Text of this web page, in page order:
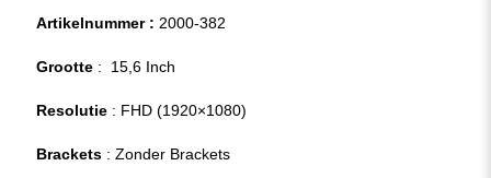
Artikelnummer : 2000-382
Grootte : 15,6 Inch
Resolutie : FHD (1920×1080)
Brackets : Zonder Brackets